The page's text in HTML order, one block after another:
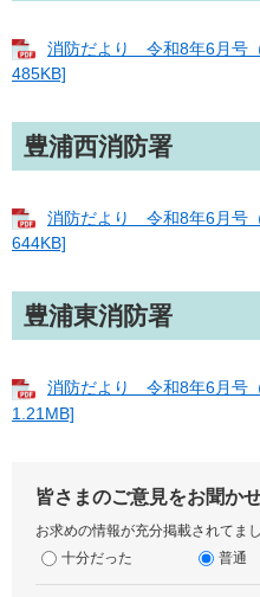
消防だより 令和8年6月号
485KB]
豊浦西消防署
消防だより 令和8年6月号
644KB]
豊浦東消防署
消防だより 令和8年6月号
1.21MB]
皆さまのご意見をお聞か
お求めの情報が充分掲載されてま
十分だった
普通